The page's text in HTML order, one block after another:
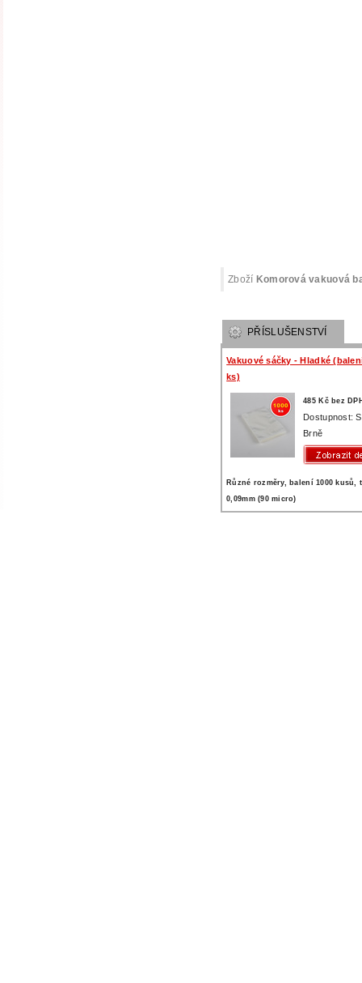
Zboží Komorová vakuová
PŘÍSLUŠENSTVÍ
Vakuové sáčky - Hladké
ks)
485 Kč bez
Dostupnost:
Brně
Různé rozměry, balení 1000 kusů,
0,09mm (90 micro)